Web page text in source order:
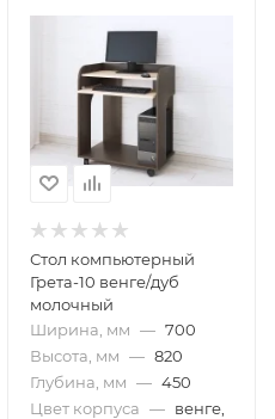
Стол компьютерный
Грета-10 венге/дуб
молочный
Ширина, мм — 700
Высота, мм — 820
Глубина, мм — 450
Цвет корпуса — венге,